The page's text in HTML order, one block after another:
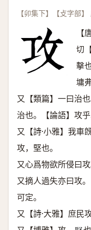
【卯集下】【攴字部
切
擊
墉
又【類篇】一曰治
治也。【論語】攻乎
又【詩·小雅】我車
攻，堅也。
又心爲物欲所侵曰
又摘人過失亦曰攻
可定。
又【詩·大雅】庶民